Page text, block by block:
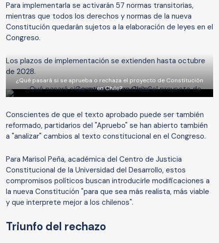
Para implementarla se activarán 57 normas transitorias,
mientras que todos los derechos y normas de la nueva
Constitución quedarán sujetos a la elaboración de leyes en el
Congreso.
Los plazos de implementación se extienden hasta octubre
de 2028.
¿Qué pasará si se aprueba o rechaza el proyecto de Constitución
en Chile?
Conscientes de que el texto aprobado puede ser también
reformado, partidarios del "Apruebo" se han abierto también
a "analizar" cambios al texto constitucional en el Congreso.
Para Marisol Peña, académica del Centro de Justicia
Constitucional de la Universidad del Desarrollo, estos
compromisos políticos buscan introducirle modificaciones a
la nueva Constitución "para que sea más realista, más viable
y que interprete mejor a los chilenos".
Triunfo del rechazo